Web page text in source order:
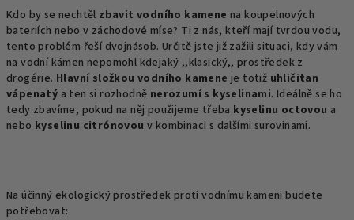
Kdo by se nechtěl zbavit vodního kamene na koupelnových
bateriích nebo v záchodové míse? Ti z nás, kteří mají tvrdou vodu,
tento problém řeší dvojnásob. Určitě jste již zažili situaci, kdy vám
na vodní kámen nepomohl kdejaký ,,klasický,, prostředek z
drogérie. Hlavní složkou vodního kamene je totiž uhličitan
vápenatý a ten si rozhodně nerozumí s kyselinami. Ideálně se ho
tedy zbavíme, pokud na něj použijeme třeba kyselinu octovou a
nebo kyselinu citrónovou v kombinaci s dalšími surovinami.
Na účinný ekologický prostředek proti vodnímu kameni budete
potřebovat: